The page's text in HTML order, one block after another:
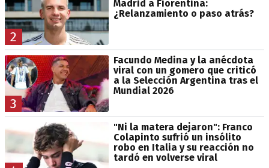
2
Madrid a Fiorentina:
¿Relanzamiento o paso atrás?
3
Facundo Medina y la anécdota
viral con un gomero que criticó
a la Selección Argentina tras el
Mundial 2026
"Ni la matera dejaron": Franco
Colapinto sufrió un insólito
robo en Italia y su reacción no
tardó en volverse viral